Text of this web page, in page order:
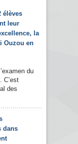
élèves
leur
la
Ouzou en
du
C’est
des
dans